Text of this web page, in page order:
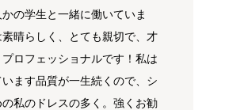
の学生と一緒に働いていま
晴らしく、とても親切で、才
ロフェッショナルです！私は
ます品質が一生続くので、シ
の私のドレスの多く。強くお勧